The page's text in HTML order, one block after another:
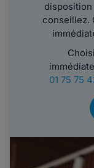
disposition
conseillez.
01 75 75